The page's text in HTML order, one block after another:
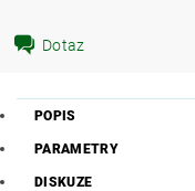
Dotaz
POPIS
PARAMETRY
DISKUZE